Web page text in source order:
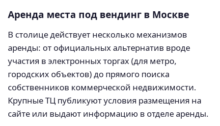
Аренда места под вендинг в Москве
В столице действует несколько механизмов
аренды: от официальных альтернатив вроде
участия в электронных торгах (для метро,
городских объектов) до прямого поиска
собственников коммерческой недвижимости.
Крупные ТЦ публикуют условия размещения на
сайте или выдают информацию в отделе аренды.